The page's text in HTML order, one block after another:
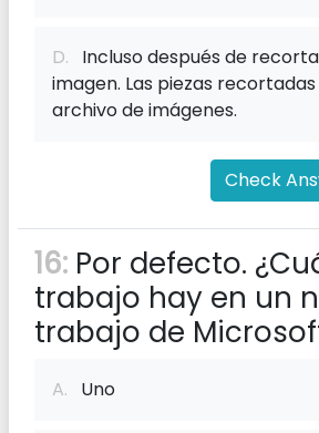
D. Incluso después de
imagen. Las piezas
archivo de imágenes.
Check
16: Por defecto.
trabajo hay en un
trabajo de
A. Uno